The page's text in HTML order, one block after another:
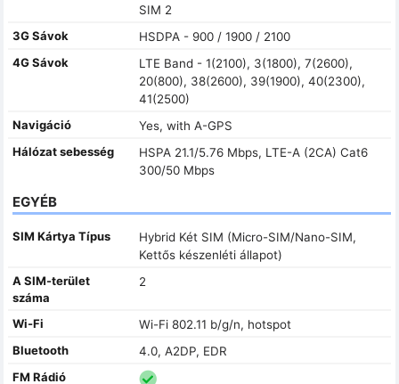
SIM 2
3G Sávok
HSDPA - 900 / 1900 / 2100
4G Sávok
LTE Band - 1(2100), 3(1800), 7(2600),
20(800), 38(2600), 39(1900), 40(2300),
41(2500)
Navigáció
Yes, with A-GPS
Hálózat sebesség
HSPA 21.1/5.76 Mbps, LTE-A (2CA) Cat6
300/50 Mbps
EGYÉB
SIM Kártya Típus
Hybrid Két SIM (Micro-SIM/Nano-SIM,
Kettős készenléti állapot)
A SIM-terület
száma
2
Wi-Fi
Wi-Fi 802.11 b/g/n, hotspot
Bluetooth
4.0, A2DP, EDR
FM Rádió